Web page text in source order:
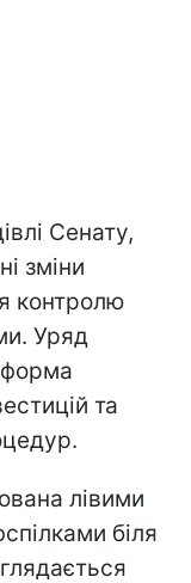
Сенату,
зміни
контролю
Уряд
та
лівими
біля